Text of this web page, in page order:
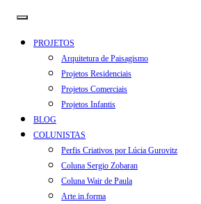
PROJETOS
Arquitetura de Paisagismo
Projetos Residenciais
Projetos Comerciais
Projetos Infantis
BLOG
COLUNISTAS
Perfis Criativos por Lúcia Gurovitz
Coluna Sergio Zobaran
Coluna Wair de Paula
Arte.in.forma